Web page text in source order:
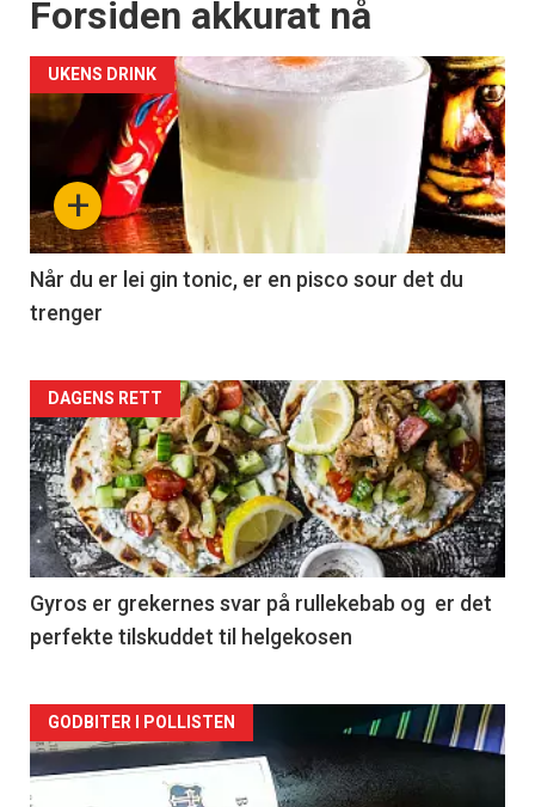
Forsiden akkurat nå
+
UKENS DRINK
Når du er lei gin tonic, er en pisco sour det du
trenger
Forsiden
akkurat
nå
-
2
DAGENS RETT
Gyros er grekernes svar på rullekebab og er det
perfekte tilskuddet til helgekosen
Forsiden
akkurat
GODBITER I POLLISTEN